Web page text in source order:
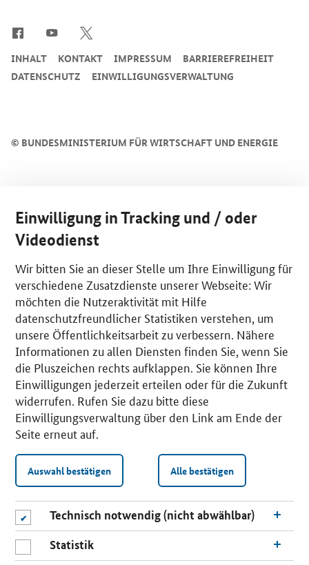
© BUNDESMINISTERIUM FÜR WIRTSCHAFT UND ENERGIE
INHALT KONTAKT IMPRESSUM
BARRIEREFREIHEIT
DATENSCHUTZ
EINWILLIGUNGSVERWALTUNG
Einwilligung in Tracking und / oder
Videodienst
Wir bitten Sie an dieser Stelle um Ihre Einwilligung für
verschiedene Zusatzdienste unserer Webseite: Wir
möchten die Nutzeraktivität mit Hilfe
datenschutzfreundlicher Statistiken verstehen, um
unsere Öffentlichkeitsarbeit zu verbessern. Nähere
Informationen zu allen Diensten finden Sie, wenn Sie
die Pluszeichen rechts aufklappen. Sie können Ihre
Einwilligungen jederzeit erteilen oder für die Zukunft
widerrufen. Rufen Sie dazu bitte diese
Einwilligungsverwaltung über den Link am Ende der
Seite erneut auf.
Auswahl bestätigen Alle bestätigen
Technisch notwendig (nicht abwählbar)
Statistik